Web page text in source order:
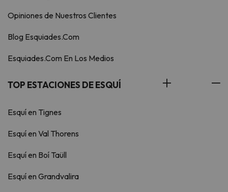
Opiniones de Nuestros Clientes
Blog Esquiades.Com
Esquiades.Com En Los Medios
TOP ESTACIONES DE ESQUÍ
Esquí en Tignes
Esquí en Val Thorens
Esquí en Boí Taüll
Esquí en Grandvalira